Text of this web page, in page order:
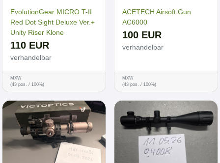
EvolutionGear MICRO T-II
Red Dot Sight Deluxe Ver.+
Unity Riser Klone
110 EUR
verhandelbar
MXW
(43 pos. / 100%)
ACETECH Airsoft Gun
AC6000
100 EUR
verhandelbar
MXW
(43 pos. / 100%)